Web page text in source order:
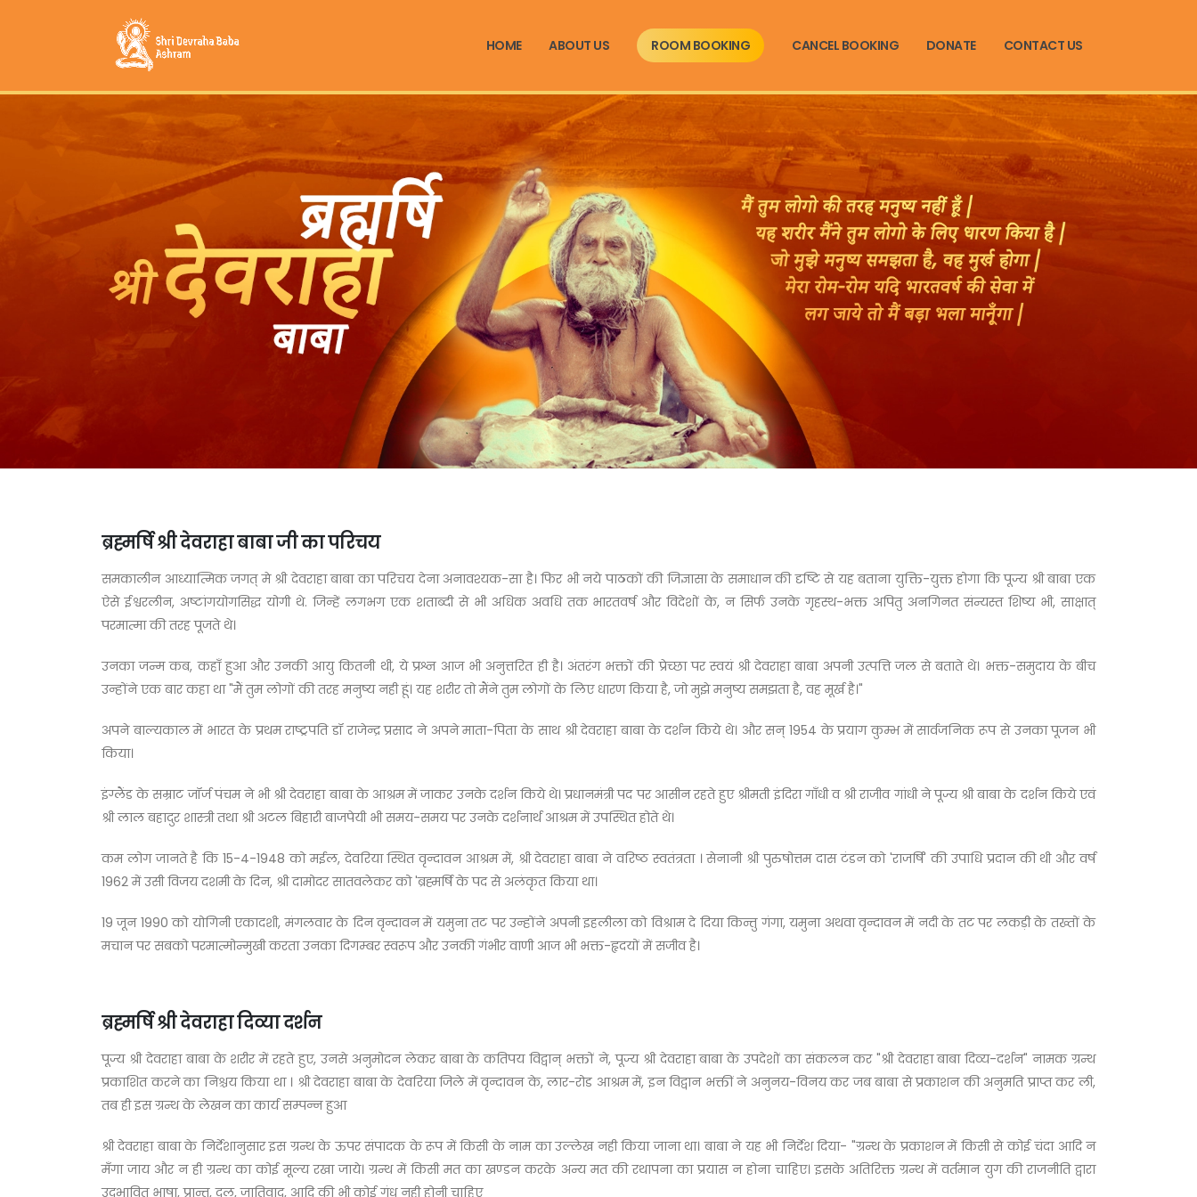
HOME ABOUT US ROOM BOOKING CANCEL BOOKING DONATE CONTACT US
ब्रह्मर्षि श्री देवराहा बाबा जी का परिचय
समकालीन आध्यात्मिक जगत् मे श्री देवराहा बाबा का परिचय देना अनावश्यक-सा है। फिर भी नये पाठकों की जिज्ञासा के समाधान की दृष्टि से यह बताना युक्ति-युक्त होगा कि पूज्य श्री बाबा एक
ऐसे ईश्वरलीन, अष्टांगयोगसिद्ध योगी थे. जिन्हें लगभग एक शताब्दी से भी अधिक अवधि तक भारतवर्ष और विदेशों के, न सिर्फ उनके गृहस्थ-भक्त अपितु अनगिनत संन्यस्त शिष्य भी, साक्षात्
परमात्मा की तरह पूजते थे।
उनका जन्म कब, कहाँ हुआ और उनकी आयु कितनी थी, ये प्रश्न आज भी अनुत्तरित ही है। अंतरंग भक्तों की प्रेच्छा पर स्वयं श्री देवराहा बाबा अपनी उत्पत्ति जल से बताते थे। भक्त-समुदाय के बीच
उन्होंने एक बार कहा था "मैं तुम लोगों की तरह मनुष्य नही हूं। यह शरीर तो मैंने तुम लोगों के लिए धारण किया है, जो मुझे मनुष्य समझता है, वह मूर्ख है।"
अपने बाल्यकाल में भारत के प्रथम राष्ट्रपति डॉ राजेन्द्र प्रसाद ने अपने माता-पिता के साथ श्री देवराहा बाबा के दर्शन किये थे। और सन् 1954 के प्रयाग कुम्भ में सार्वजनिक रूप से उनका पूजन भी
किया।
इंग्लैंड के सम्राट जॉर्ज पंचम ने भी श्री देवराहा बाबा के आश्रम में जाकर उनके दर्शन किये थे। प्रधानमंत्री पद पर आसीन रहते हुए श्रीमती इंदिरा गाँधी व श्री राजीव गांधी ने पूज्य श्री बाबा के दर्शन किये एवं
श्री लाल बहादुर शास्त्री तथा श्री अटल बिहारी बाजपेयी भी समय-समय पर उनके दर्शनार्थ आश्रम में उपस्थित होते थे।
कम लोग जानते है कि 15-4-1948 को मईल, देवरिया स्थित वृन्दावन आश्रम में, श्री देवराहा बाबा ने वरिष्ठ स्वतंत्रता । सेनानी श्री पुरुषोत्तम दास टंडन को 'राजर्षि' की उपाधि प्रदान की थी और वर्ष
1962 में उसी विजय दशमी के दिन, श्री दामोदर सातवलेकर को 'ब्रह्मर्षि के पद से अलंकृत किया था।
19 जून 1990 को योगिनी एकादशी, मंगलवार के दिन वृन्दावन में यमुना तट पर उन्होंने अपनी इहलीला को विश्राम दे दिया किन्तु गंगा, यमुना अथवा वृन्दावन में नदी के तट पर लकड़ी के तख्तों के
मचान पर सबको परमात्मोन्मुखी करता उनका दिगम्बर स्वरूप और उनकी गंभीर वाणी आज भी भक्त-हृदयों में सजीव है।
ब्रह्मर्षि श्री देवराहा दिव्या दर्शन
पूज्य श्री देवराहा बाबा के शरीर में रहते हुए, उनसे अनुमोदन लेकर बाबा के कतिपय विद्वान् भक्तों ने, पूज्य श्री देवराहा बाबा के उपदेशों का संकलन कर "श्री देवराहा बाबा दिव्य-दर्शन" नामक ग्रन्थ
प्रकाशित करने का निश्चय किया था । श्री देवराहा बाबा के देवरिया जिले में वृन्दावन के, लार-रोड आश्रम में, इन विद्वान भक्तीं ने अनुनय-विनय कर जब बाबा से प्रकाशन की अनुमति प्राप्त कर ली,
तब ही इस ग्रन्थ के लेखन का कार्य सम्पन्न हुआ
श्री देवराहा बाबा के निर्देशानुसार इस ग्रन्थ के ऊपर संपादक के रूप में किसी के नाम का उल्लेख नही किया जाना था। बाबा ने यह भी निर्देश दिया- "ग्रन्थ के प्रकाशन में किसी से कोई चंदा आदि न
मँगा जाय और न ही ग्रन्थ का कोई मूल्य रखा जाये। ग्रन्थ में किसी मत का खण्डन करके अन्य मत की रथापना का प्रयास न होना चाहिए। इसके अतिरिक्त ग्रन्थ में वर्तमान युग की राजनीति द्वारा
उद्भावित भाषा, प्रान्त, दल, जातिवाद, आदि की भी कोई गंध नही होनी चाहिए